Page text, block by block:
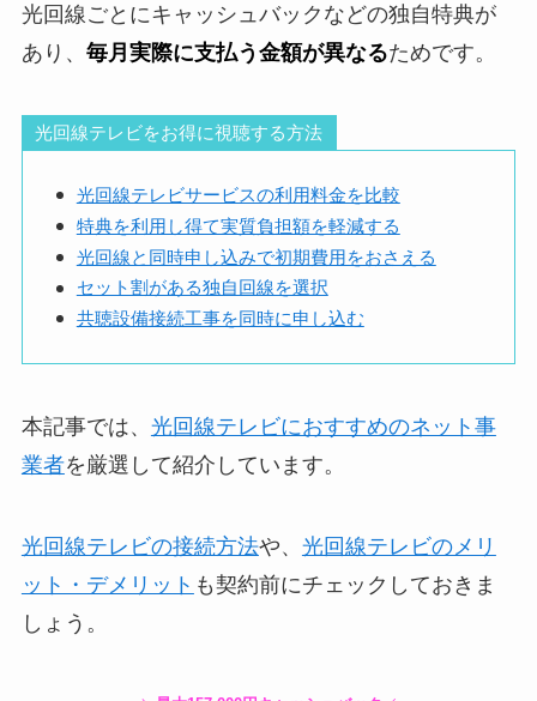
光回線ごとにキャッシュバックなどの独自特典が
あり、 毎月実際に支払う金額が異なるためです。
光回線テレビをお得に視聴する方法
光回線テレビサービスの利用料金を比較
特典を利用し得て実質負担額を軽減する
光回線と同時申し込みで初期費用をおさえる
セット割がある独自回線を選択
共聴設備接続工事を同時に申し込む
本記事では、 光回線テレビにおすすめのネット事
業者を厳選して紹介しています。
光回線テレビの接続方法や、 光回線テレビのメリ
ット・デメリット も契約前にチェックしておきま
しょう。